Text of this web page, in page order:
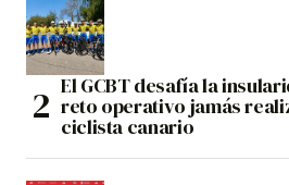
El GCBT desafía la
reto operativo jamás
ciclista canario